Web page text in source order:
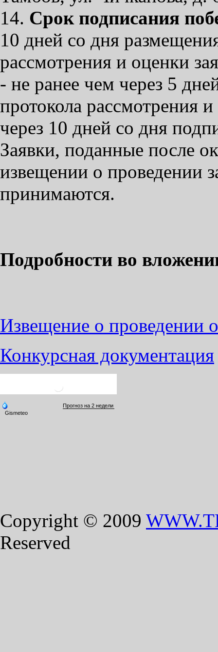
14. Срок подписания
10 дней со дня
рассмотрения и оценки
- не ранее чем через 5
протокола рассмотрения
через 10 дней со дня
Заявки, поданные после
извещении о проведении
принимаются.
Подробности во
Извещение о проведении
Конкурсная документация
Copyright © 2009
Reserved